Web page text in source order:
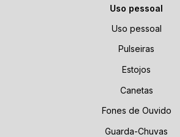
Uso pessoal
Uso pessoal
Pulseiras
Estojos
Canetas
Fones de Ouvido
Guarda-Chuvas